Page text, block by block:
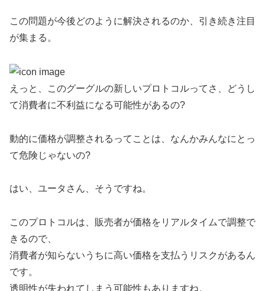
この問題が今後どのように解決されるのか、引き続き注目
が集まる。
えっと、このグーグルの新しいプロトコルってさ、どうし
て消費者に不利益になる可能性があるの?
動的に価格が調整されるってことは、なんかみんなにとっ
て危険じゃないの?
はい、ユータさん、そうですね。
このプロトコルは、販売者が価格をリアルタイムで調整で
きるので、
消費者が知らないうちに高い価格を支払うリスクがあるん
です。
透明性が失われてしまう可能性もありますね。